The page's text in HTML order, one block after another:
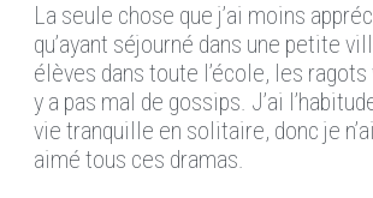
La seule chose que j’ai moins
qu’ayant séjourné dans une petite
élèves dans toute l’école, les
y a pas mal de gossips. J’ai
vie tranquille en solitaire, donc je
aimé tous ces dramas.